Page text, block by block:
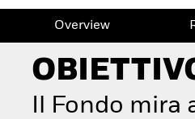
Overview
Il Fondo mira